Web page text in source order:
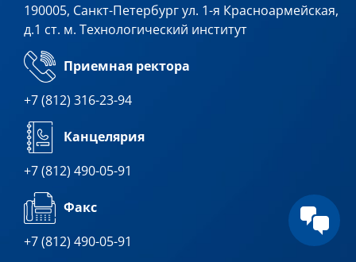
190005, Санкт-Петербург ул. 1-я Красноармейская,
д.1 ст. м. Технологический институт
Приемная ректора
+7 (812) 316-23-94
Канцелярия
+7 (812) 490-05-91
Факс
+7 (812) 490-05-91